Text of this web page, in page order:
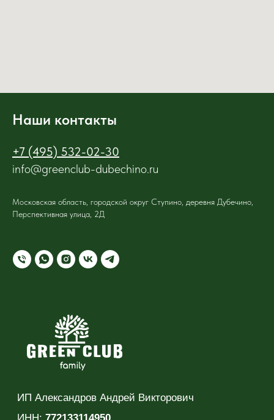
Наши контакты
+7 (495) 532-02-30
info@greenclub-dubechino.ru
Московская область, городской округ Ступино, деревня Дубечино,
Перспективная улица, 2Д